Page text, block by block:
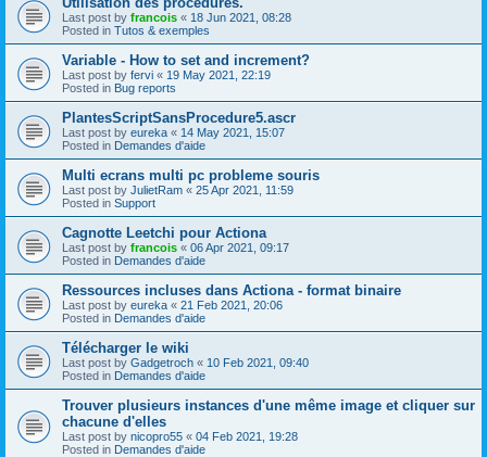
Last post by francois « 18 Jun 2021, 08:28
Posted in Tutos & exemples
Variable - How to set and increment?
Last post by fervi « 19 May 2021, 22:19
Posted in Bug reports
PlantesScriptSansProcedure5.ascr
Last post by eureka « 14 May 2021, 15:07
Posted in Demandes d'aide
Multi ecrans multi pc probleme souris
Last post by JulietRam « 25 Apr 2021, 11:59
Posted in Support
Cagnotte Leetchi pour Actiona
Last post by francois « 06 Apr 2021, 09:17
Posted in Demandes d'aide
Ressources incluses dans Actiona - format binaire
Last post by eureka « 21 Feb 2021, 20:06
Posted in Demandes d'aide
Télécharger le wiki
Last post by Gadgetroch « 10 Feb 2021, 09:40
Posted in Demandes d'aide
Trouver plusieurs instances d'une même image et cliquer sur
chacune d'elles
Last post by nicopro55 « 04 Feb 2021, 19:28
Posted in Demandes d'aide